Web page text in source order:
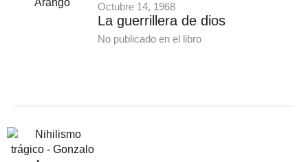
Octubre 14, 1968
La guerrillera de dios
No publicado en el libro